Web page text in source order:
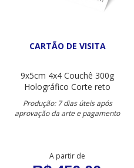
CARTÃO DE VISITA
9x5cm 4x4 Couchê 300g
Holográfico Corte reto
Produção: 7 dias úteis após
aprovação da arte e pagamento
A partir de